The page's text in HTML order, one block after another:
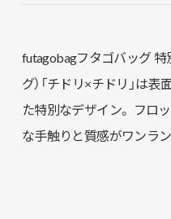
futagobagフタゴバッグ 特
グ）「チドリ×チドリ」は
た特別なデザイン。 フロ
な手触りと質感がワンラ